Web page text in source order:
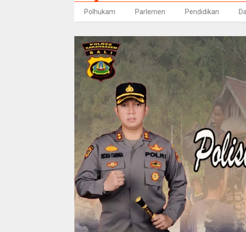
Polhukam Parlemen Pendidikan